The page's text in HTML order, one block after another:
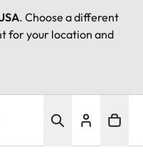
. Choose a different
for your location and